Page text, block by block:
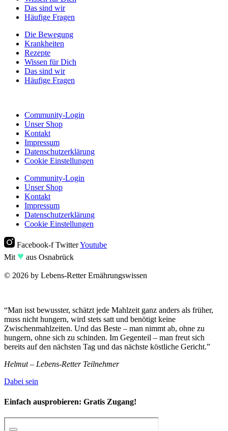
Das sind wir
Häufige Fragen
Die Bewegung
Krankheiten
Rezepte
Wissen für Dich
Das sind wir
Häufige Fragen
Community-Login
Unser Shop
Kontakt
Impressum
Datenschutzerklärung
Cookie Einstellungen
Community-Login
Unser Shop
Kontakt
Impressum
Datenschutzerklärung
Cookie Einstellungen
Facebook-f TwitterYoutube
Mit ♥︎ aus Osnabrück
© 2026 by Lebens-Retter Ernährungswissen
“Man isst bewusster, schätzt jede Mahlzeit ganz anders als früher,
muss nicht hungern, wird stets satt und benötigt keine
Zwischenmahlzeiten. Und das Beste – man nimmt ab, ohne zu
hungern, ohne sich zu schinden. Im Gegenteil – man freut sich
bereits auf den nächsten Tag und das nächste köstliche Gericht.”
Helmut – Lebens-Retter Teilnehmer
Dabei sein
Einfach ausprobieren: Gratis Zugang!